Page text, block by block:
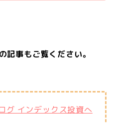
記事もご覧ください。